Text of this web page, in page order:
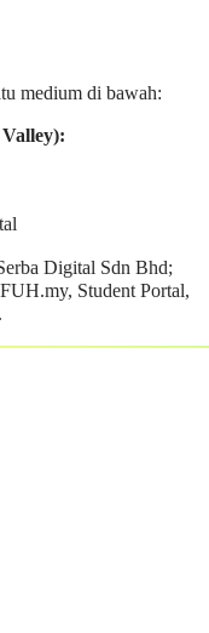
medium di bawah:
Digital Sdn Bhd;
Student Portal,